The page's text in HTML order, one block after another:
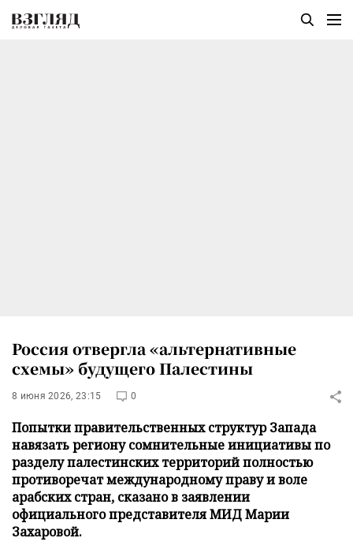
Россия отвергла «альтернативные
схемы» будущего Палестины
8 июня 2026, 23:15 0
Попытки правительственных структур Запада
навязать региону сомнительные инициативы по
разделу палестинских территорий полностью
противоречат международному праву и воле
арабских стран, сказано в заявлении
официального представителя МИД Марии
Захаровой.